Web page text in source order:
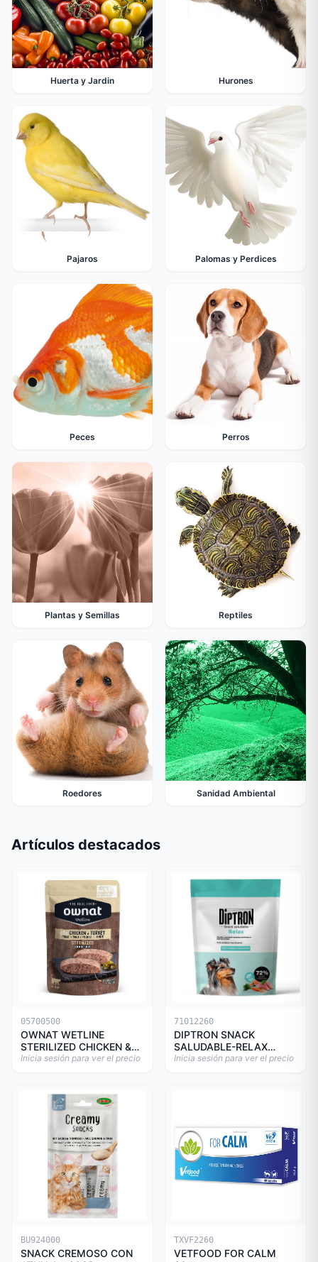
Huerta y Jardin Hurones
Pajaros Palomas y Perdices
Peces Perros
Plantas y Semillas Reptiles
Roedores Sanidad Ambiental
Artículos destacados
05700500
OWNAT WETLINE
STERILIZED CHICKEN &
TURKEY CAT 85gr
Inicia sesión para ver el precio
71012260
DIPTRON SNACK
SALUDABLE-RELAX
150GR
Inicia sesión para ver el precio
BU924000
SNACK CREMOSO CON
TXVF2260
VETFOOD FOR CALM